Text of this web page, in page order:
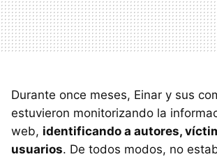
Durante once meses, Einar y sus
estuvieron monitorizando la
web, identificando a autores,
usuarios. De todos modos, no